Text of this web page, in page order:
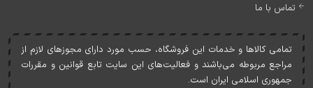
تماس با ما
تمامی کالاها و خدمات اين فروشگاه، حسب مورد دارای مجوزهای لازم از
مراجع مربوطه می‌باشند و فعاليت‌های اين سايت تابع قوانين و مقررات
جمهوری اسلامی ايران است.